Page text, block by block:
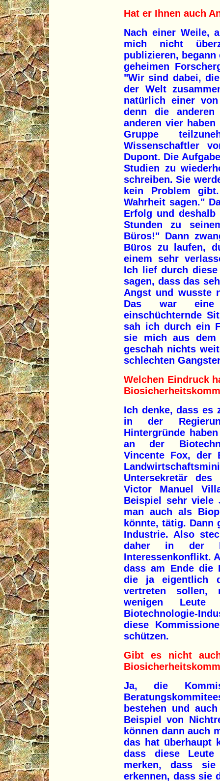
Hat er Ihnen auch
Nach einer Weile,
mich nicht
publizieren,
geheimen
"Wir sind dabei,
der Welt
natürlich einer
denn die
anderen vier
Gruppe
Wissenschaftler
Dupont. Die
Studien zu
schreiben. Sie
kein Problem
Wahrheit sagen."
Erfolg und
Stunden zu
Büros!" Dann
Büros zu laufen,
einem sehr
Ich lief durch
sagen, dass das
Angst und wusste
Das war eine
einschüchternde
sah ich durch ein
sie mich aus dem
geschah nichts
schlechten
Welchen Eindruck
Ich denke, dass es
in der
Hintergründe
an der
Vincente Fox, der
Untersekretär des
Victor Manuel
Beispiel sehr viele
man auch als
könnte, tätig. Dann
Industrie. Also
daher in der
Interessenkonflikt.
dass am Ende die
die ja eigentlich
vertreten sollen,
wenigen
Biotechnologie-
diese
schützen.
Gibt es nicht
Ja, die
bestehen und
Beispiel von
können dann auch
das hat überhaupt
dass diese
merken, dass
erkennen, dass sie